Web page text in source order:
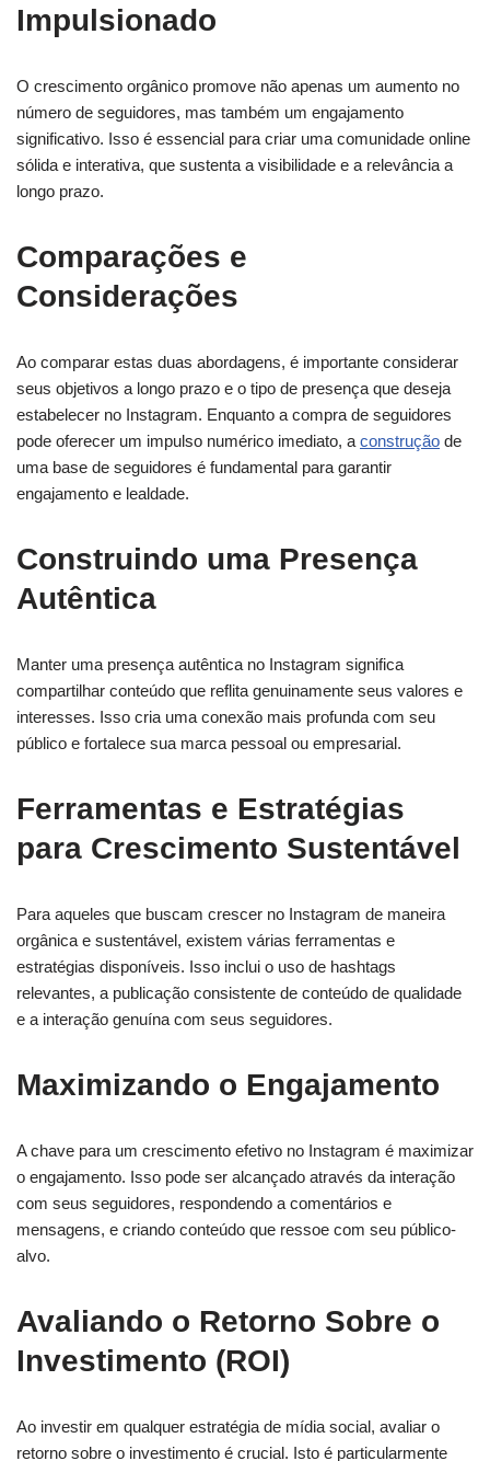
Impulsionado
O crescimento orgânico promove não apenas um aumento no
número de seguidores, mas também um engajamento
significativo. Isso é essencial para criar uma comunidade online
sólida e interativa, que sustenta a visibilidade e a relevância a
longo prazo.
Comparações e
Considerações
Ao comparar estas duas abordagens, é importante considerar
seus objetivos a longo prazo e o tipo de presença que deseja
estabelecer no Instagram. Enquanto a compra de seguidores
pode oferecer um impulso numérico imediato, a construção de
uma base de seguidores é fundamental para garantir
engajamento e lealdade.
Construindo uma Presença
Autêntica
Manter uma presença autêntica no Instagram significa
compartilhar conteúdo que reflita genuinamente seus valores e
interesses. Isso cria uma conexão mais profunda com seu
público e fortalece sua marca pessoal ou empresarial.
Ferramentas e Estratégias
para Crescimento Sustentável
Para aqueles que buscam crescer no Instagram de maneira
orgânica e sustentável, existem várias ferramentas e
estratégias disponíveis. Isso inclui o uso de hashtags
relevantes, a publicação consistente de conteúdo de qualidade
e a interação genuína com seus seguidores.
Maximizando o Engajamento
A chave para um crescimento efetivo no Instagram é maximizar
o engajamento. Isso pode ser alcançado através da interação
com seus seguidores, respondendo a comentários e
mensagens, e criando conteúdo que ressoe com seu público-
alvo.
Avaliando o Retorno Sobre o
Investimento (ROI)
Ao investir em qualquer estratégia de mídia social, avaliar o
retorno sobre o investimento é crucial. Isto é particularmente